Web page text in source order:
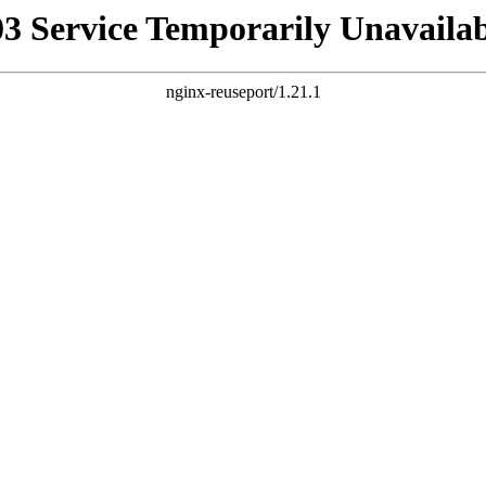
Service Temporarily
nginx-reuseport/1.21.1